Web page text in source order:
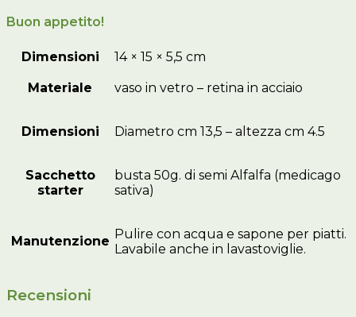
Buon appetito!
Dimensioni 14 × 15 × 5,5 cm
Materiale vaso in vetro – retina in acciaio
Dimensioni Diametro cm 13,5 – altezza cm 4.5
Sacchetto
starter
busta 50g. di semi Alfalfa (medicago
sativa)
Manutenzione Pulire con acqua e sapone per piatti.
Lavabile anche in lavastoviglie.
Recensioni